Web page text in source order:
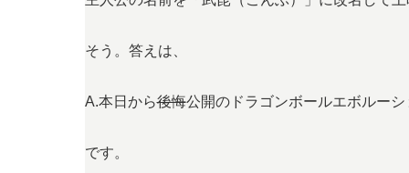
そう。答えは、
A.本日から後悔公開のドラゴンボールエボルーシ
です。